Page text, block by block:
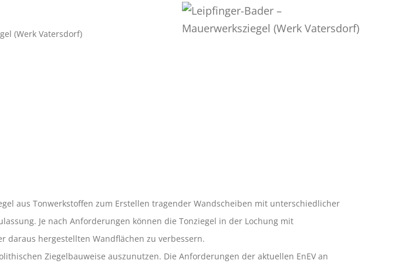
(Werk Vatersdorf)
aus Tonwerkstoffen zum Erstellen tragender Wandscheiben mit unterschiedlicher
Je nach Anforderungen können die Tonziegel in der Lochung mit
hergestellten Wandflächen zu verbessern.
Ziegelbauweise auszunutzen. Die Anforderungen der aktuellen EnEV an